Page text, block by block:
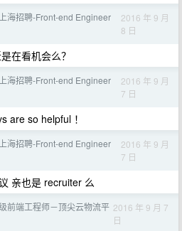
上海招聘-Front-end Engineer
2016 年 9 月
8 日
在看机会么？
上海招聘-Front-end Engineer
2016 年 9 月
7 日
are so helpful ！
上海招聘-Front-end Engineer
2016 年 9 月
7 日
亲也是 recruiter 么
前端工程师－顶尖云物流平 2016 年 9 月 7
日